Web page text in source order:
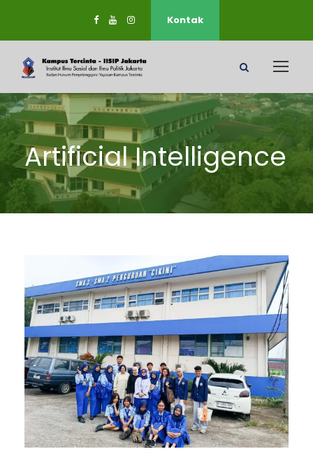
Kontak
Artificial Intelligence